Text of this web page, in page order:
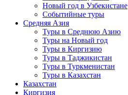
Новый год в Узбекистане
Событийные туры
Средняя Азия
Туры в Среднюю Азию
Туры на Новый год
Туры в Киргизию
Туры в Таджикистан
Туры в Туркменистан
Туры в Казахстан
Казахстан
Киргизия